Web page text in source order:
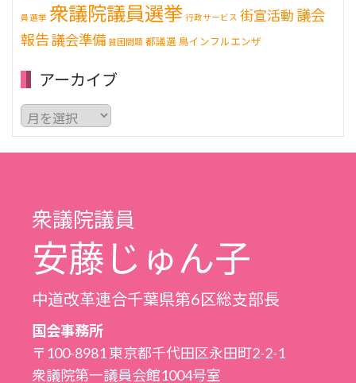
員選挙 衆議院議員選挙 行政サービス 街宣活動 議会
報告議会準備 貧困問題 都議選 鳥インフルエンザ
アーカイブ
ア
ー
カ
イ
衆議院議員
安藤じゅん子
中道改革連合千葉県第6区総支部長
国会事務所
〒100-8981 東京都千代田区永田町2-2-1
衆議院第一議員会館1004号室